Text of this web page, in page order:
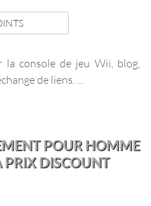
console de jeu Wii, blog,
de liens. ...
POUR HOMME
PRIX DISCOUNT